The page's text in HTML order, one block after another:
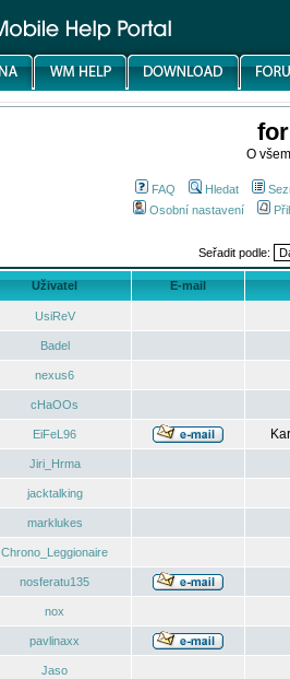
O
FAQ Hledat
Osobní nastavení
Seřadit podle:
Uživatel E-mail
UsiReV
Badel
nexus6
cHaOOs
EiFeL96
Jiri_Hrma
jacktalking
marklukes
Chrono_Leggionaire
nosferatu135
nox
pavlinaxx
Jaso